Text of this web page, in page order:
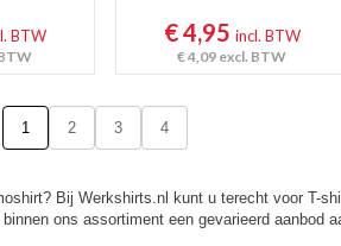
BTW € 4,95 incl. BTW
€ 4,09 excl. BTW
1 2 3 4
Bij Werkshirts.nl kunt u terecht voor T-
ons assortiment een gevarieerd aanbod